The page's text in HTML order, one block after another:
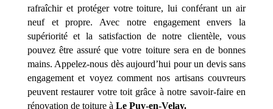
rafraîchir et protéger votre toiture, lui conférant un air
neuf et propre. Avec notre engagement envers la
supériorité et la satisfaction de notre clientèle, vous
pouvez être assuré que votre toiture sera en de bonnes
mains. Appelez-nous dès aujourd’hui pour un devis sans
engagement et voyez comment nos artisans couvreurs
peuvent restaurer votre toit grâce à notre savoir-faire en
rénovation de toiture à Le Puy-en-Velay.